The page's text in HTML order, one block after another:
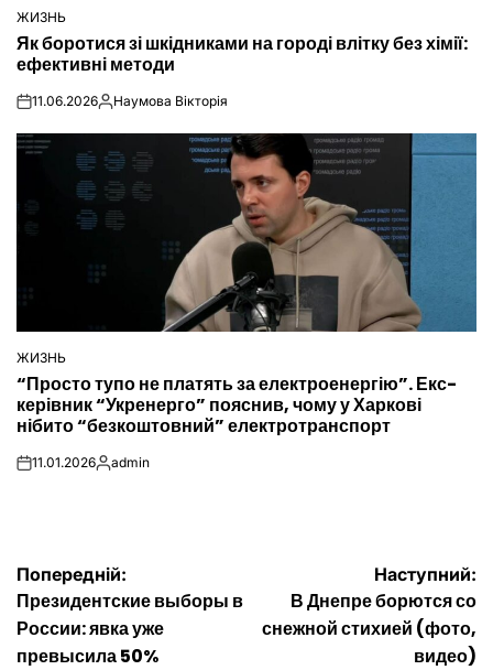
ОПУБЛІКУВАТИ
У
ЖИЗНЬ
Як боротися зі шкідниками на городі влітку без хімії:
ефективні методи
on11.06.2026Опубліковано
Наумова Вікторія
ОПУБЛІКУВАТИ
У
ЖИЗНЬ
“Просто тупо не платять за електроенергію”. Екс-
керівник “Укренерго” пояснив, чому у Харкові
нібито “безкоштовний” електротранспорт
on11.01.2026Опубліковано
admin
Навігація
записів
Попередній:
Президентские выборы в
России: явка уже
превысила 50%
Наступний:
В Днепре борются со
снежной стихией (фото,
видео)